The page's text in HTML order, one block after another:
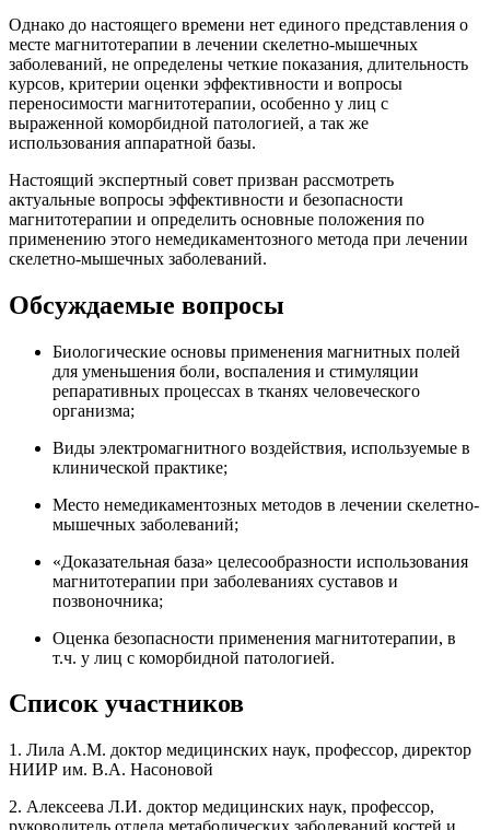
Однако до настоящего времени нет единого представления о
месте магнитотерапии в лечении скелетно-мышечных
заболеваний, не определены четкие показания, длительность
курсов, критерии оценки эффективности и вопросы
переносимости магнитотерапии, особенно у лиц с
выраженной коморбидной патологией, а так же
использования аппаратной базы.
Настоящий экспертный совет призван рассмотреть
актуальные вопросы эффективности и безопасности
магнитотерапии и определить основные положения по
применению этого немедикаментозного метода при лечении
скелетно-мышечных заболеваний.
Обсуждаемые вопросы
Биологические основы применения магнитных полей
для уменьшения боли, воспаления и стимуляции
репаративных процессах в тканях человеческого
организма;
Виды электромагнитного воздействия, используемые в
клинической практике;
Место немедикаментозных методов в лечении скелетно-
мышечных заболеваний;
«Доказательная база» целесообразности использования
магнитотерапии при заболеваниях суставов и
позвоночника;
Оценка безопасности применения магнитотерапии, в
т.ч. у лиц с коморбидной патологией.
Список участников
1. Лила А.М. доктор медицинских наук, профессор, директор
НИИР им. В.А. Насоновой
2. Алексеева Л.И. доктор медицинских наук, профессор,